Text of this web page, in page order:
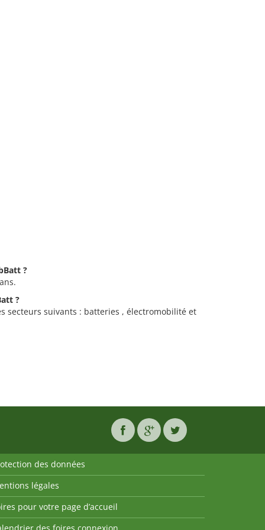
?
?
secteurs suivants : batteries , électromobilité et
des données
légales
pour votre page d’accueil